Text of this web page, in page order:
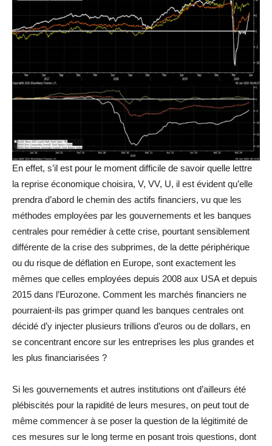
En effet, s’il est pour le moment difficile de savoir quelle lettre
la reprise économique choisira, V, VV, U, il est évident qu’elle
prendra d’abord le chemin des actifs financiers, vu que les
méthodes employées par les gouvernements et les banques
centrales pour remédier à cette crise, pourtant sensiblement
différente de la crise des subprimes, de la dette périphérique
ou du risque de déflation en Europe, sont exactement les
mêmes que celles employées depuis 2008 aux USA et depuis
2015 dans l’Eurozone. Comment les marchés financiers ne
pourraient-ils pas grimper quand les banques centrales ont
décidé d’y injecter plusieurs trillions d’euros ou de dollars, en
se concentrant encore sur les entreprises les plus grandes et
les plus financiarisées ?
Si les gouvernements et autres institutions ont d’ailleurs été
plébiscités pour la rapidité de leurs mesures, on peut tout de
même commencer à se poser la question de la légitimité de
ces mesures sur le long terme en posant trois questions, dont